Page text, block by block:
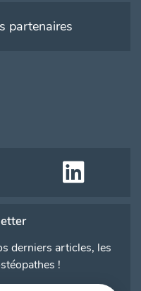
partenaires
derniers articles, les
!